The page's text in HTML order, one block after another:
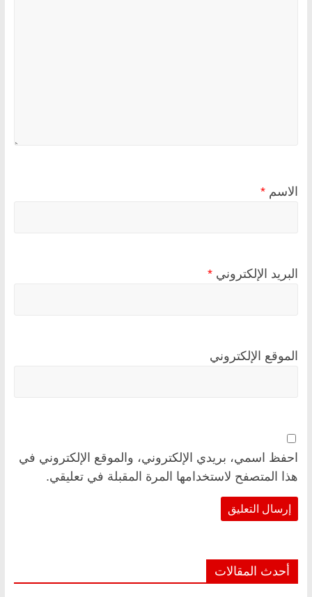
الاسم *
البريد الإلكتروني *
الموقع الإلكتروني
احفظ اسمي، بريدي الإلكتروني، والموقع الإلكتروني في
هذا المتصفح لاستخدامها المرة المقبلة في تعليقي.
أحدث المقالات